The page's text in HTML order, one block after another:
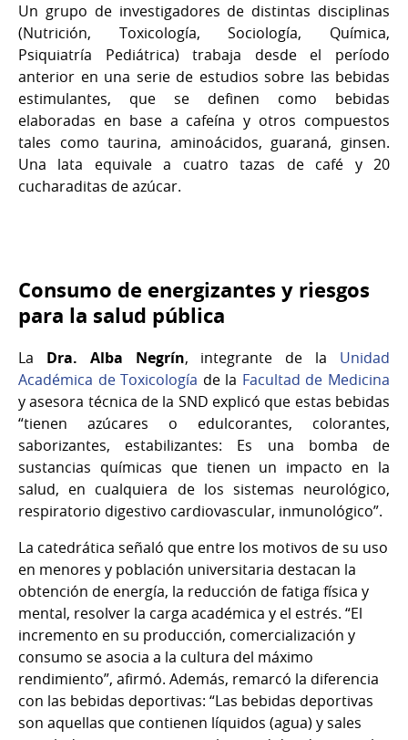
Un grupo de investigadores de distintas disciplinas
(Nutrición, Toxicología, Sociología, Química,
Psiquiatría Pediátrica) trabaja desde el período
anterior en una serie de estudios sobre las bebidas
estimulantes, que se definen como bebidas
elaboradas en base a cafeína y otros compuestos
tales como taurina, aminoácidos, guaraná, ginsen.
Una lata equivale a cuatro tazas de café y 20
cucharaditas de azúcar.
Consumo de energizantes y riesgos
para la salud pública
La Dra. Alba Negrín, integrante de la Unidad
Académica de Toxicología de la Facultad de Medicina
y asesora técnica de la SND explicó que estas bebidas
“tienen azúcares o edulcorantes, colorantes,
saborizantes, estabilizantes: Es una bomba de
sustancias químicas que tienen un impacto en la
salud, en cualquiera de los sistemas neurológico,
respiratorio digestivo cardiovascular, inmunológico”.
La catedrática señaló que entre los motivos de su uso
en menores y población universitaria destacan la
obtención de energía, la reducción de fatiga física y
mental, resolver la carga académica y el estrés. “El
incremento en su producción, comercialización y
consumo se asocia a la cultura del máximo
rendimiento”, afirmó. Además, remarcó la diferencia
con las bebidas deportivas: “Las bebidas deportivas
son aquellas que contienen líquidos (agua) y sales